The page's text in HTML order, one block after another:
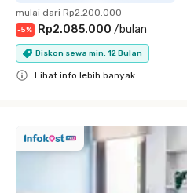
mulai dari Rp2.200.000
-5% Rp2.085.000 /bulan
Diskon sewa min. 12 Bulan
Lihat info lebih banyak